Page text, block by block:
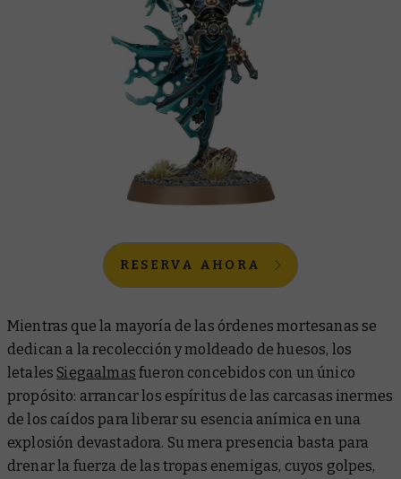
RESERVA AHORA
Mientras que la mayoría de las órdenes mortesanas se
dedican a la recolección y moldeado de huesos, los
letalesSiegaalmas fueron concebidos con un único
propósito: arrancar los espíritus de las carcasas inermes
de los caídos para liberar su esencia anímica en una
explosión devastadora. Su mera presencia basta para
drenar la fuerza de las tropas enemigas, cuyos golpes,